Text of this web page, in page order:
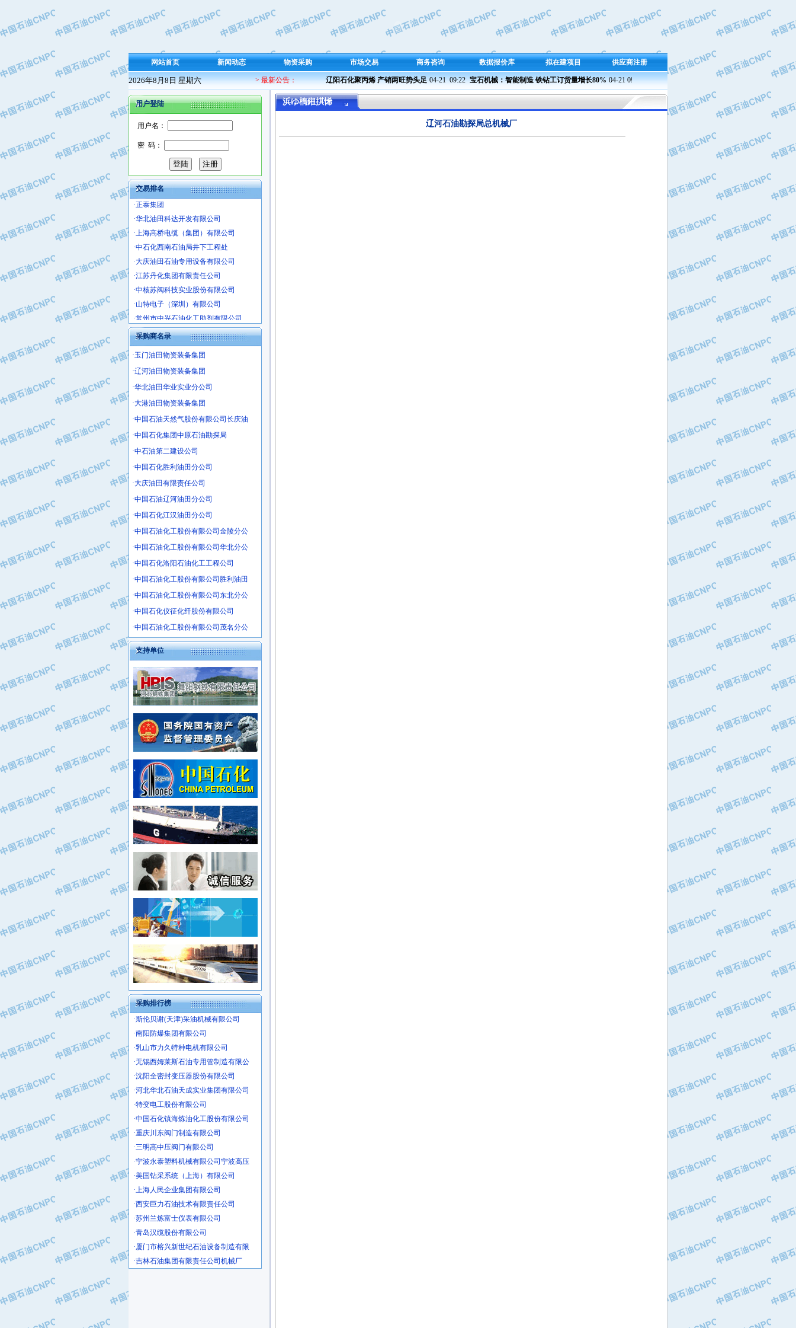
网站首页 新闻动态 物资采购 市场交易 商务咨询 数据报价库 拟在建项目 供应商注册
2026年8月8日 星期六 > 最新公告： 辽阳石化聚丙烯 产销两旺势头足 04-21  09:22 宝石机械：智能制造 铁钻工订货量增长80% 04-21 09:23 兰州石化成功产出新国标半精炼石蜡 04-21 09:37
用户登陆
用户名：
密 码：
交易排名
·保定北奥石油物探特种车辆制造有限
·盘锦辽河油田天意石油装备有限公司
·中国石油天然气管道局穿越公司
·沧州市电气控制设备厂
·中船重工中南装备有限责任公司
·南石力天传动件有限公司
·浙江瑞普环境技术有限公司
·华北石油新大禹环保设备有限公司
·河北翼凌机械制造总厂
·实华(天津)国际贸易有限公司
·上海宝钢商贸有限公司
·辽河石油勘探局总机械厂
·正泰集团
·华北油田科达开发有限公司
·上海高桥电缆（集团）有限公司
·中石化西南石油局井下工程处
·大庆油田石油专用设备有限公司
·江苏丹化集团有限责任公司
·中核苏阀科技实业股份有限公司
·山特电子（深圳）有限公司
·常州市中兴石油化工助剂有限公司
·姜堰市三联助剂有限公司
·四川中光高技术研究所有限责任公司
·江苏天安防雷工程有限责任公司
·中国石化镇海炼化分公司
·上海鼓风机厂有限公司
·中核苏阀科技实业股份有限公司
·济南柴油机股份有限公司
·上海科瑞曼士德电源系统集成有限公
·东方合金铸造厂
·保定北奥石油物探特种车辆制造有限
·沧州市电气控制设备厂
·中船重工中南装备有限责任公司
·南石力天传动件有限公司
·浙江瑞普环境技术有限公司
·华北石油新大禹环保设备有限公司
·河北翼凌机械制造总厂
·萍乡市庞泰化工填料有限公司
·实华(天津)国际贸易有限公司
·上海宝钢商贸有限公司
·正泰集团
·华北油田科达开发有限公司
·上海高桥电缆（集团）有限公司
·中石化西南石油局井下工程处
·大庆油田石油专用设备有限公司
·江苏丹化集团有限责任公司
·中核苏阀科技实业股份有限公司
·山特电子（深圳）有限公司
·常州市中兴石油化工助剂有限公司
·姜堰市三联助剂有限公司
·四川中光高技术研究所有限责任公司
·江苏天安防雷工程有限责任公司
·自贡五洲防腐安装有限公司
采购商名录
·玉门油田物资装备集团
·辽河油田物资装备集团
·华北油田华业实业分公司
·大港油田物资装备集团
·中国石油天然气股份有限公司长庆油
·中国石化集团中原石油勘探局
·中石油第二建设公司
·中国石化胜利油田分公司
·大庆油田有限责任公司
·中国石油辽河油田分公司
·中国石化江汉油田分公司
·中国石油化工股份有限公司金陵分公
·中国石油化工股份有限公司华北分公
·中国石化洛阳石油化工工程公司
·中国石油化工股份有限公司胜利油田
·中国石油化工股份有限公司东北分公
·中国石化仪征化纤股份有限公司
·中国石油化工股份有限公司茂名分公
支持单位
采购排行榜
·中国石化茂名石化分公司
·中国石油大港油田分公司
·靖江市天和泵业有限公司
·中油油气勘探软件国家工程研究中心
·西安长庆钻宇集团咸阳石化有限公司
·新疆新冠控制系统工程有限公司
·新疆安维消防设施器材有限公司
·华北石油津工机械制造有限公司
·中国石化茂名石化分公司
·上海山武控制仪表有限公司
·上海赛科石油化工有限责任公司
·河北卓唯钢管制造有限公司
·中国石化扬子石油化工股份有限公司
·中国石化上海石油化工股份有限公司
·中国石化长岭炼化公司
·中国石油长庆油田分公司
·中国石油宁夏石化分公司
·山东墨龙石油机械股份有限公司
·大庆油田物资集团
·斯伦贝谢(天津)采油机械有限公司
·南阳防爆集团有限公司
·乳山市力久特种电机有限公司
·无锡西姆莱斯石油专用管制造有限公
·沈阳全密封变压器股份有限公司
·河北华北石油天成实业集团有限公司
·特变电工股份有限公司
·中国石化镇海炼油化工股份有限公司
·重庆川东阀门制造有限公司
·三明高中压阀门有限公司
·宁波永泰塑料机械有限公司宁波高压
·美国钻采系统（上海）有限公司
·上海人民企业集团有限公司
·西安巨力石油技术有限责任公司
·苏州兰炼富士仪表有限公司
·青岛汉缆股份有限公司
·厦门市榕兴新世纪石油设备制造有限
·吉林石油集团有限责任公司机械厂
·大港油田集团中成机械制造有限公司
浜ゆ槗鎺掑悕
辽河石油勘探局总机械厂